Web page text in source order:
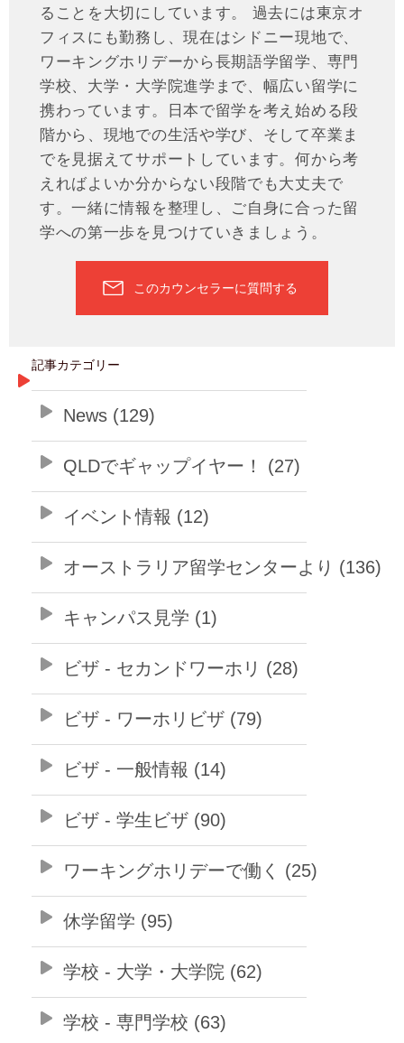
ることを大切にしています。 過去には東京オ
フィスにも勤務し、現在はシドニー現地で、
ワーキングホリデーから長期語学留学、専門
学校、大学・大学院進学まで、幅広い留学に
携わっています。日本で留学を考え始める段
階から、現地での生活や学び、そして卒業ま
でを見据えてサポートしています。何から考
えればよいか分からない段階でも大丈夫で
す。一緒に情報を整理し、ご自身に合った留
学への第一歩を見つけていきましょう。
このカウンセラーに質問する
記事カテゴリー
News (129)
QLDでギャップイヤー！ (27)
イベント情報 (12)
オーストラリア留学センターより (136)
キャンパス見学 (1)
ビザ - セカンドワーホリ (28)
ビザ - ワーホリビザ (79)
ビザ - 一般情報 (14)
ビザ - 学生ビザ (90)
ワーキングホリデーで働く (25)
休学留学 (95)
学校 - 大学・大学院 (62)
学校 - 専門学校 (63)